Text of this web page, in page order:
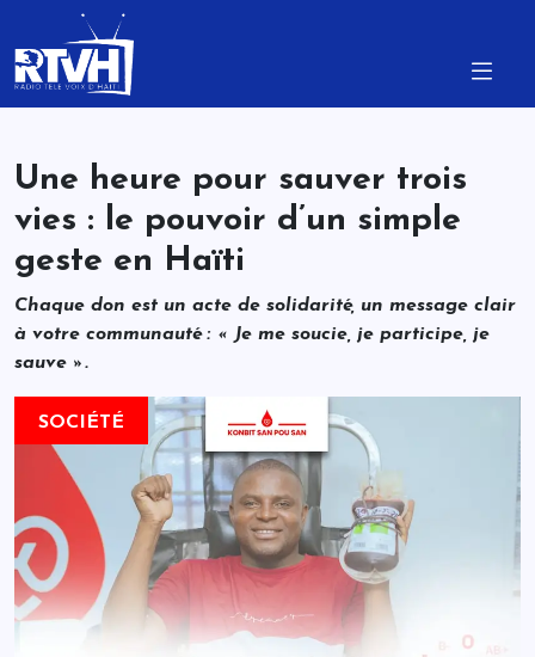
Une heure pour sauver trois
vies : le pouvoir d’un simple
geste en Haïti
Chaque don est un acte de solidarité, un message clair
à votre communauté : « Je me soucie, je participe, je
sauve ».
SOCIÉTÉ